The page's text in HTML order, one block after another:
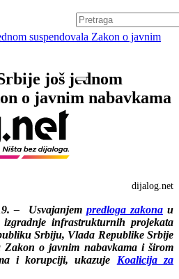
suspendovala Zakon o javnim
još jednom
o javnim nabavkama
dijalog.net
– Usvajanjem predloga zakonau
infrastrukturnih projekata
Srbiju, Vlada Republike Srbije
Zakon o javnim nabavkama i širom
i korupciji, ukazuje Koalicija za